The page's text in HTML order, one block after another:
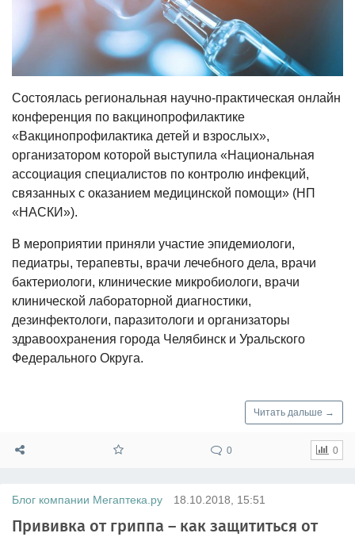
Состоялась региональная научно-практическая онлайн
конференция по вакцинопрофилактике
«Вакцинопрофилактика детей и взрослых»,
организатором которой выступила «Национальная
ассоциация специалистов по контролю инфекций,
связанных с оказанием медицинской помощи» (НП
«НАСКИ»).
В мероприятии приняли участие эпидемиологи,
педиатры, терапевты, врачи лечебного дела, врачи
бактериологи, клинические микробиологи, врачи
клинической лабораторной диагностики,
дезинфектологи, паразитологи и организаторы
здравоохранения города Челябинск и Уральского
Федерального Округа.
Читать дальше →
0 0
Блог компании Мегаптека.ру 18.10.2018, 15:51
Прививка от гриппа – как защититься от